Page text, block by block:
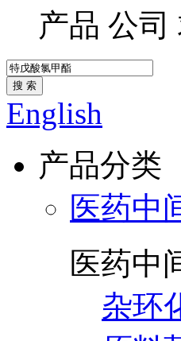
产品 公司
搜 索
English
产品分类
医药中
医药中
杂环